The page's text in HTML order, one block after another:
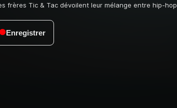
frères Tic & Tac dévoilent leur mélange entre hip-hop
Enregistrer